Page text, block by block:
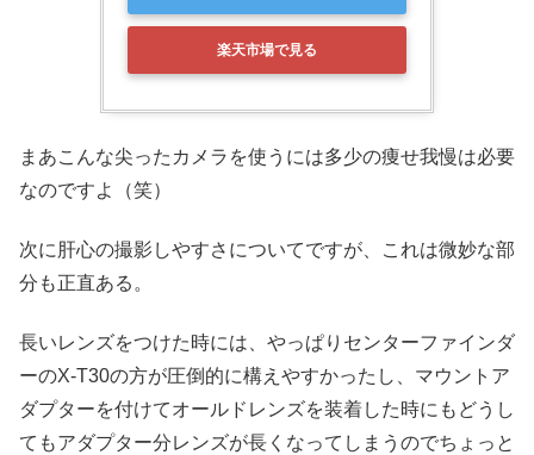
楽天市場で見る
まあこんな尖ったカメラを使うには多少の痩せ我慢は必要
なのですよ（笑）
次に肝心の撮影しやすさについてですが、これは微妙な部
分も正直ある。
長いレンズをつけた時には、やっぱりセンターファインダ
ーのX-T30の方が圧倒的に構えやすかったし、マウントア
ダプターを付けてオールドレンズを装着した時にもどうし
てもアダプター分レンズが長くなってしまうのでちょっと